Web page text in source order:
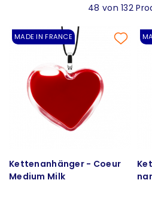
48 von 132
MADE IN FRANCE
Kettenanhänger - Coeur
Medium Milk